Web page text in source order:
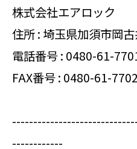
株式会社エアロック
住所 : 埼玉県加須市岡
電話番号 : 0480-61-
FAX番号 : 0480-61-7702
------------